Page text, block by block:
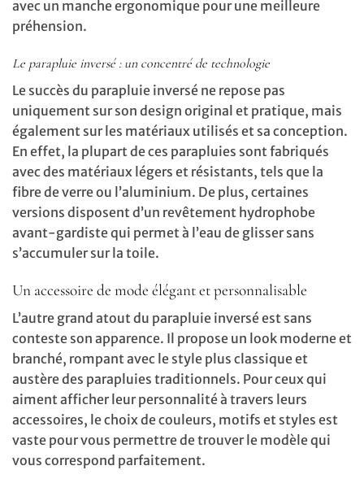
avec un manche ergonomique pour une meilleure
préhension.
Le parapluie inversé : un concentré de technologie
Le succès du parapluie inversé ne repose pas
uniquement sur son design original et pratique, mais
également sur les matériaux utilisés et sa conception.
En effet, la plupart de ces parapluies sont fabriqués
avec des matériaux légers et résistants, tels que la
fibre de verre ou l’aluminium. De plus, certaines
versions disposent d’un revêtement hydrophobe
avant-gardiste qui permet à l’eau de glisser sans
s’accumuler sur la toile.
Un accessoire de mode élégant et personnalisable
L’autre grand atout du parapluie inversé est sans
conteste son apparence. Il propose un look moderne et
branché, rompant avec le style plus classique et
austère des parapluies traditionnels. Pour ceux qui
aiment afficher leur personnalité à travers leurs
accessoires, le choix de couleurs, motifs et styles est
vaste pour vous permettre de trouver le modèle qui
vous correspond parfaitement.